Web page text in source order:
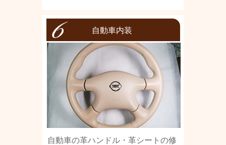
自動車内装
自動車の革ハンドル・革シートの修